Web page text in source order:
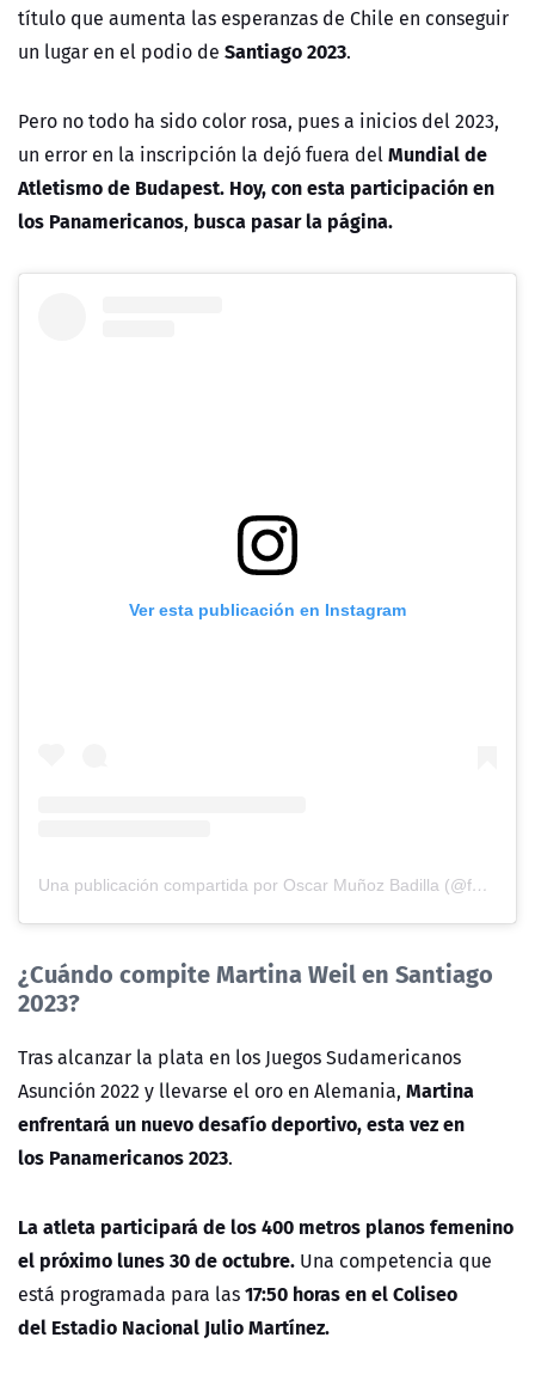
título que aumenta las esperanzas de Chile en conseguir
un lugar en el podio de Santiago 2023.
Pero no todo ha sido color rosa, pues a inicios del 2023,
un error en la inscripción la dejó fuera delMundial de
Atletismo de Budapest. Hoy, con esta participación en
los Panamericanos, busca pasar la página.
Ver esta publicación en Instagram
Una publicación compartida por Oscar Muñoz Badilla (@fotografiadeportiva)
¿Cuándo compite Martina Weil en Santiago
2023?
Tras alcanzar la plata en los Juegos Sudamericanos
Asunción 2022 y llevarse el oro en Alemania, Martina
enfrentará un nuevo desafío deportivo, esta vez en
los Panamericanos 2023.
La atleta participará de los 400 metros planos femenino
el próximo lunes 30 de octubre. Una competencia que
está programada para las17:50 horasen elColiseo
del Estadio Nacional Julio Martínez.